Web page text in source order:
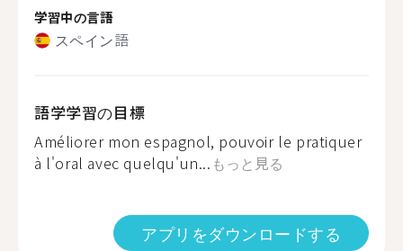
学習中の言語
スペイン語
語学学習の目標
Améliorer mon espagnol, pouvoir le pratiquer
à l'oral avec quelqu'un... もっと見る
アプリをダウンロードする